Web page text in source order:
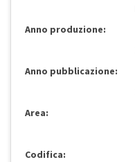
Anno produzione:
Anno pubblicazione:
Area:
Codifica: